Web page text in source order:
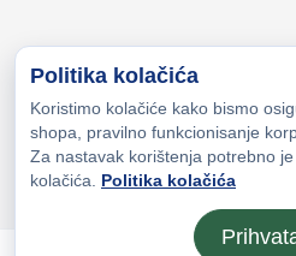
Copyright © 2026 Zeni-Lijek
Politika kolačića
Koristimo kolačiće kako bismo
shopa, pravilno funkcionisanje
Za nastavak korištenja potrebno
kolačića. Politika kolačića